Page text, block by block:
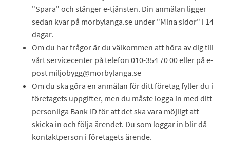
"Spara" och stänger e-tjänsten. Din anmälan ligger
sedan kvar på morbylanga.se under "Mina sidor" i 14
dagar.
Om du har frågor är du välkommen att höra av dig till
vårt servicecenter på telefon 010-354 70 00 eller på e-
post miljobygg@morbylanga.se
Om du ska göra en anmälan för ditt företag fyller du i
företagets uppgifter, men du måste logga in med ditt
personliga Bank-ID för att det ska vara möjligt att
skicka in och följa ärendet. Du som loggar in blir då
kontaktperson i företagets ärende.